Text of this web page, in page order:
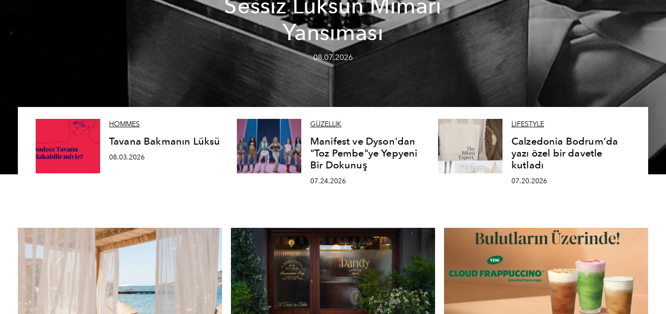
Sessiz Lüksün Mimari
Yansıması
08.07.2026
HOMMES
Tavana Bakmanın Lüksü
08.03.2026
GÜZELLİK
Manifest ve Dyson'dan
"Toz Pembe"ye Yepyeni
Bir Dokunuş
07.24.2026
LIFESTYLE
Calzedonia Bodrum’da
yazı özel bir davetle
kutladı
07.20.2026